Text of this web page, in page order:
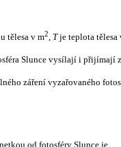
tělesa v m2, Tje teplota tělesa
Slunce vysílají i přijímají
záření vyzařovaného
od fotosféry Slunce je